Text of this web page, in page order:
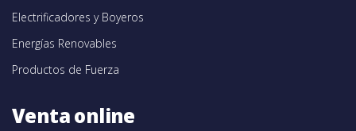
Electrificadores y Boyeros
Energías Renovables
Productos de Fuerza
Venta online